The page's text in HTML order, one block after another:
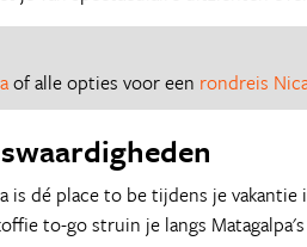
of alle opties voor een rondreis
dé place to be tijdens je vakantie
to-go struin je langs